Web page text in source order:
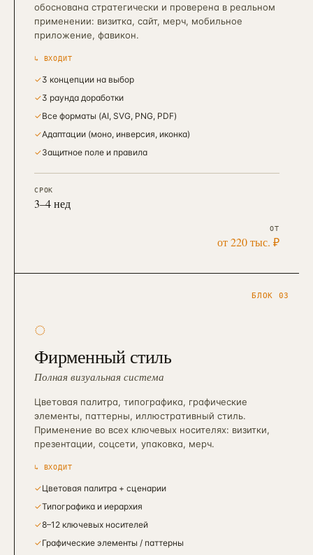
обоснована стратегически и проверена в реальном
применении: визитка, сайт, мерч, мобильное
приложение, фавикон.
↳ ВХОДИТ
✓3 концепции на выбор
✓3 раунда доработки
✓Все форматы (AI, SVG, PNG, PDF)
✓Адаптации (моно, инверсия, иконка)
✓Защитное поле и правила
СРОК
3–4 нед
ОТ
от 220 тыс. ₽
БЛОК 03
◌
Фирменный стиль
Полная визуальная система
Цветовая палитра, типографика, графические
элементы, паттерны, иллюстративный стиль.
Применение во всех ключевых носителях: визитки,
презентации, соцсети, упаковка, мерч.
↳ ВХОДИТ
✓Цветовая палитра + сценарии
✓Типографика и иерархия
✓8–12 ключевых носителей
✓Графические элементы / паттерны